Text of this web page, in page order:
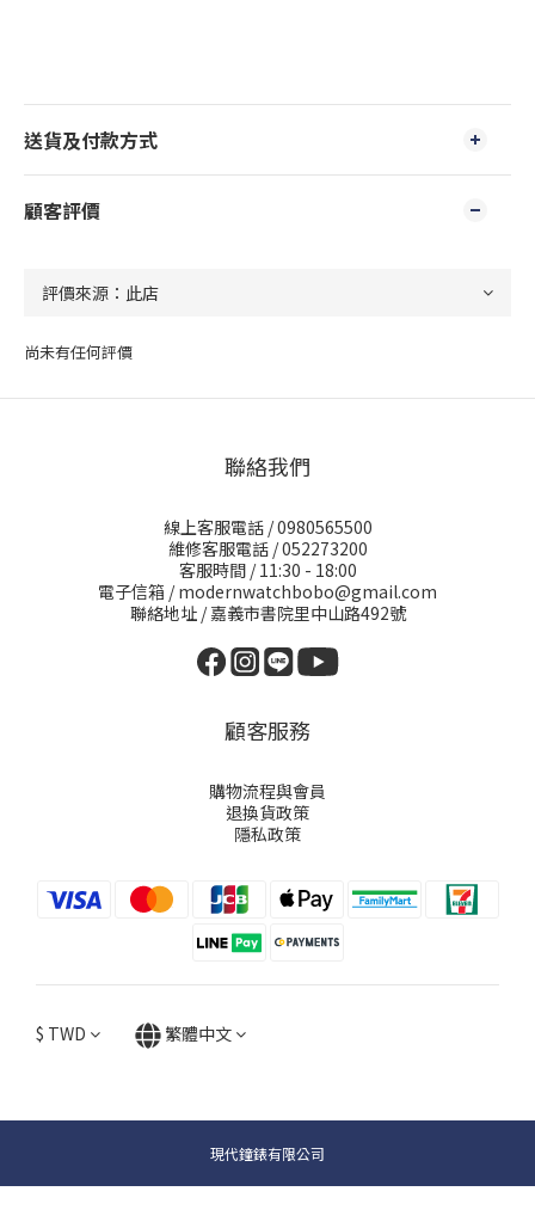
送貨及付款方式
顧客評價
尚未有任何評價
聯絡我們
線上客服電話 / 0980565500
維修客服電話 / 052273200
客服時間 / 11:30 - 18:00
電子信箱 / modernwatchbobo@gmail.com
聯絡地址 / 嘉義市書院里中山路492號
顧客服務
購物流程與會員
退換貨政策
隱私政策
$ TWD 繁體中文
現代鐘錶有限公司